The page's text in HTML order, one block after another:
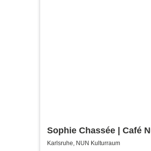
Sophie Chassée | Café
Karlsruhe
Karlsruhe, NUN Kulturraum